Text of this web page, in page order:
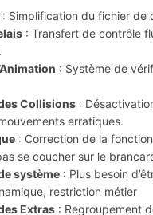
: Simplification du fichier de
: Transfert de contrôle
: Système de
Collisions :
erratiques.
: Correction de la
se coucher sur le
système : Plus besoin
restriction métier
Extras : Regroupement